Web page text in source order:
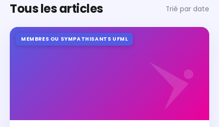
Tous les articles Trié par date
MEMBRES OU SYMPATHISANTS UFML